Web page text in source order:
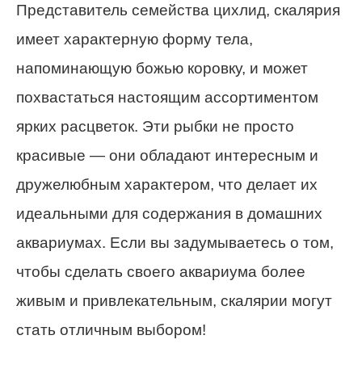
Представитель семейства цихлид, скалярия
имеет характерную форму тела,
напоминающую божью коровку, и может
похвастаться настоящим ассортиментом
ярких расцветок. Эти рыбки не просто
красивые — они обладают интересным и
дружелюбным характером, что делает их
идеальными для содержания в домашних
аквариумах. Если вы задумываетесь о том,
чтобы сделать своего аквариума более
живым и привлекательным, скалярии могут
стать отличным выбором!